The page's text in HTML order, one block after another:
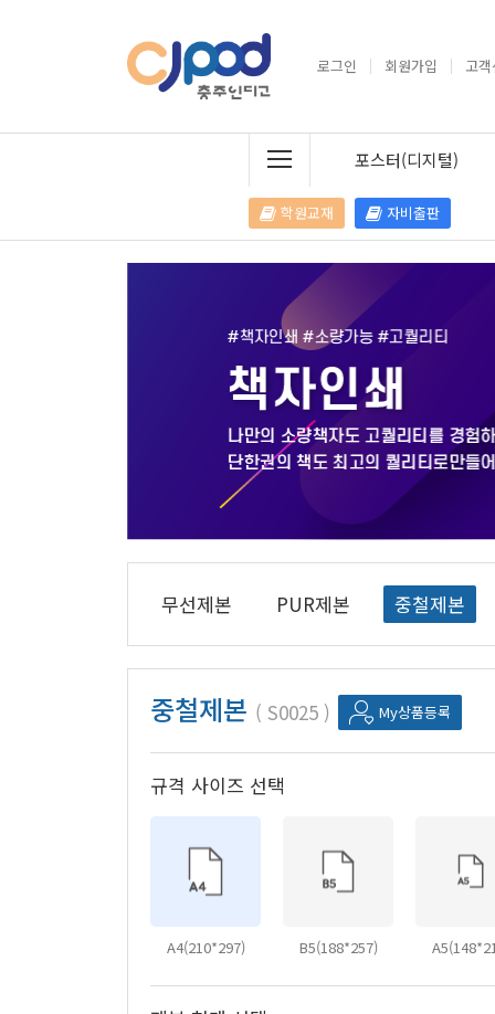
로그인 회원가입 고
포스터(디지털)
학원교재 자비출판
무선제본 PUR제본 중철제본
중철제본 S0025 My상품등록
규격 사이즈 선택
A4(210*297) B5(188*257)